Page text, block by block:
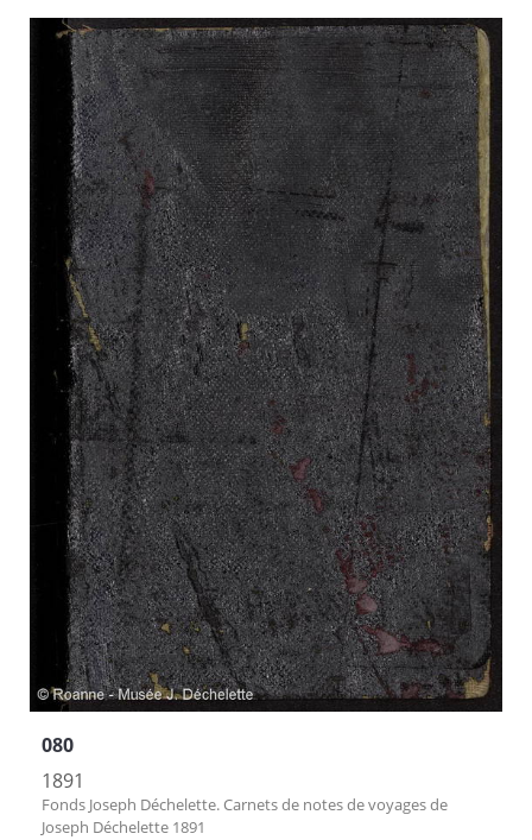
080
1891
Fonds Joseph Déchelette. Carnets de notes de voyages de
Joseph Déchelette 1891